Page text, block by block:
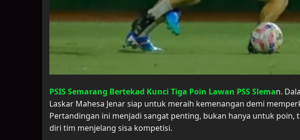
PSIS Semarang Bertekad Kunci Tiga Poin Lawan PSS Sleman.
Laskar Mahesa Jenar siap untuk meraih kemenangan demi
Pertandingan ini menjadi sangat penting, bukan hanya untuk
diri tim menjelang sisa kompetisi.